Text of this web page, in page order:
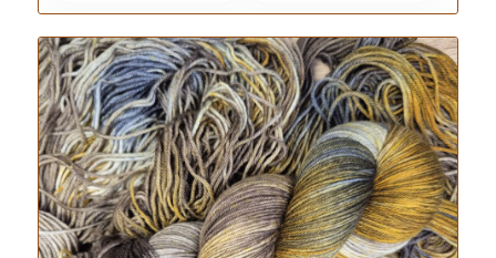
25.50 €.
20.00 €.